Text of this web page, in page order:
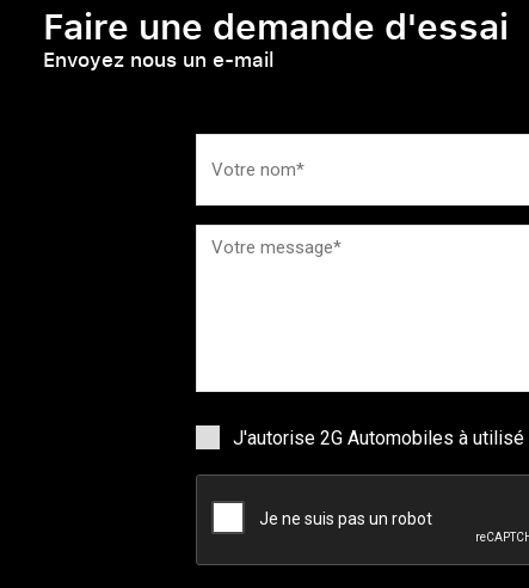
Faire une demande d'essai
Envoyez nous un e-mail
J'autorise 2G Automobiles à